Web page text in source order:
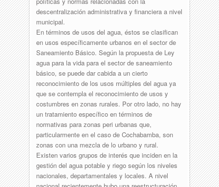
descentralización administrativa y financiera a nivel
municipal.
En términos de usos del agua, éstos se clasifican
en usos específicamente urbanos en el sector de
Saneamiento Básico. Según la propuesta de Ley
agua para la vida para el sector de saneamiento
básico, se puede dar cabida a un cierto
reconocimiento de los usos múltiples del agua ya
que se contempla el reconocimiento de usos y
costumbres en zonas rurales. Por otro lado, no hay
un tratamiento específico en términos de
normativas para zonas peri urbanas que,
particularmente en el caso de Cochabamba, son
zonas con una mezcla de lo urbano y rural.
Existen varios grupos de interés que inciden en la
gestión del agua potable y riego según los niveles
nacionales, departamentales y locales. A nivel